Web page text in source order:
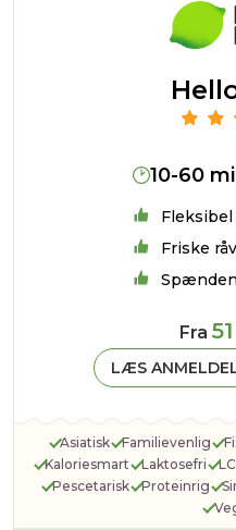
10-60
Friske
Fra
LÆS
Asiatisk Familievenlig
Kaloriesmart
Laktosefri
Pescetarisk
Proteinrig